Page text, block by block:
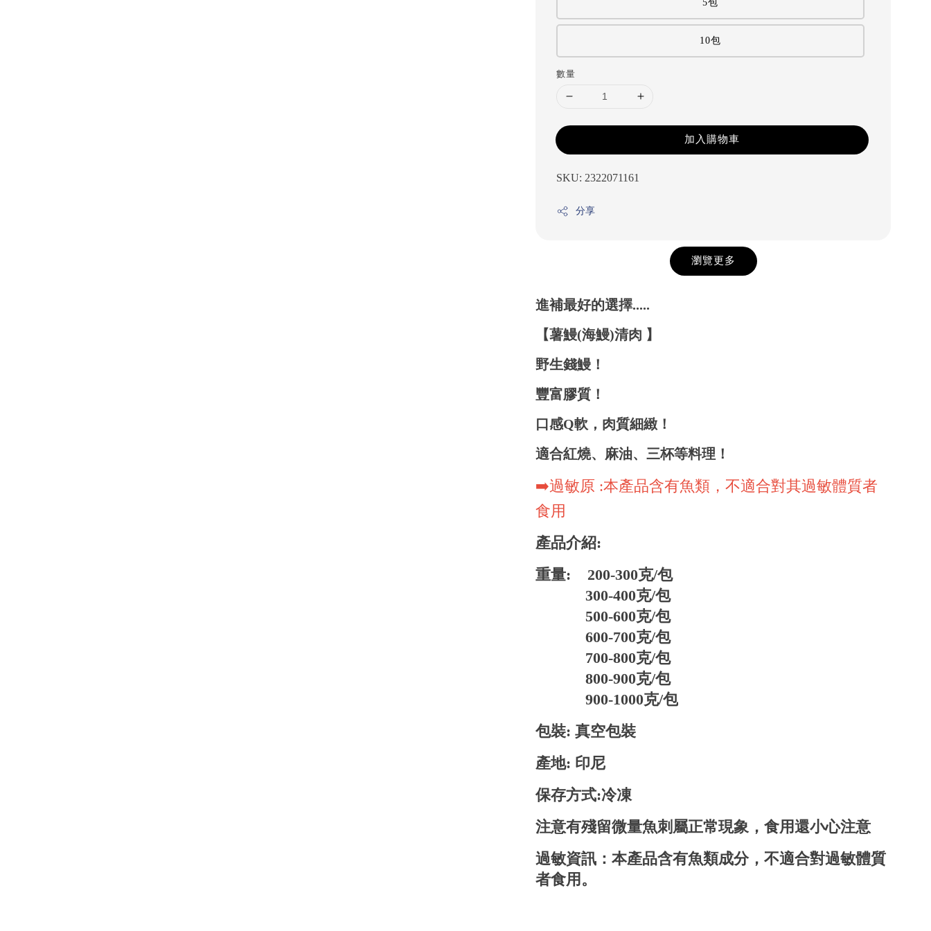
5包
10包
數量
加入購物車
SKU: 2322071161
分享
瀏覽更多
進補最好的選擇.....
【薯鰻(海鰻)清肉 】
野生錢鰻！
豐富膠質！
口感Q軟，肉質細緻！
適合紅燒、麻油、三杯等料理！
➡️過敏原 :本產品含有魚類，不適合對其過敏體質者
食用
產品介紹:
重量: 200-300克/包
300-400克/包
500-600克/包
600-700克/包
700-800克/包
800-900克/包
900-1000克/包
包裝: 真空包裝
產地: 印尼
保存方式:冷凍
注意有殘留微量魚刺屬正常現象，食用還小心注意
過敏資訊：本產品含有魚類成分，不適合對過敏體質
者食用。